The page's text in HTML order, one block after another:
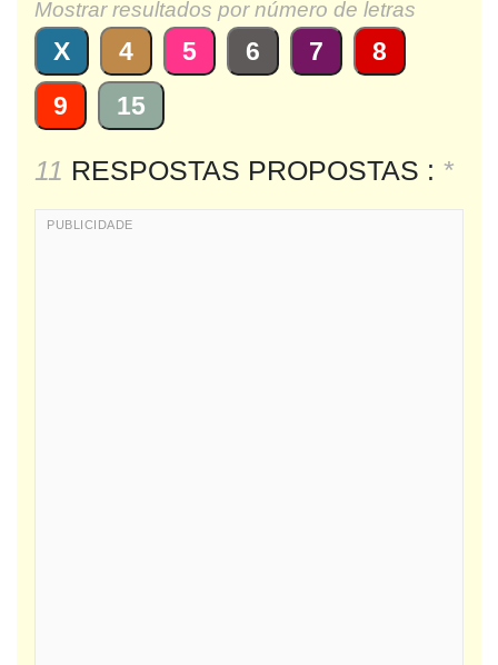
Mostrar resultados por número de letras
X 4 5 6 7
8
9
15
11 RESPOSTAS PROPOSTAS : *